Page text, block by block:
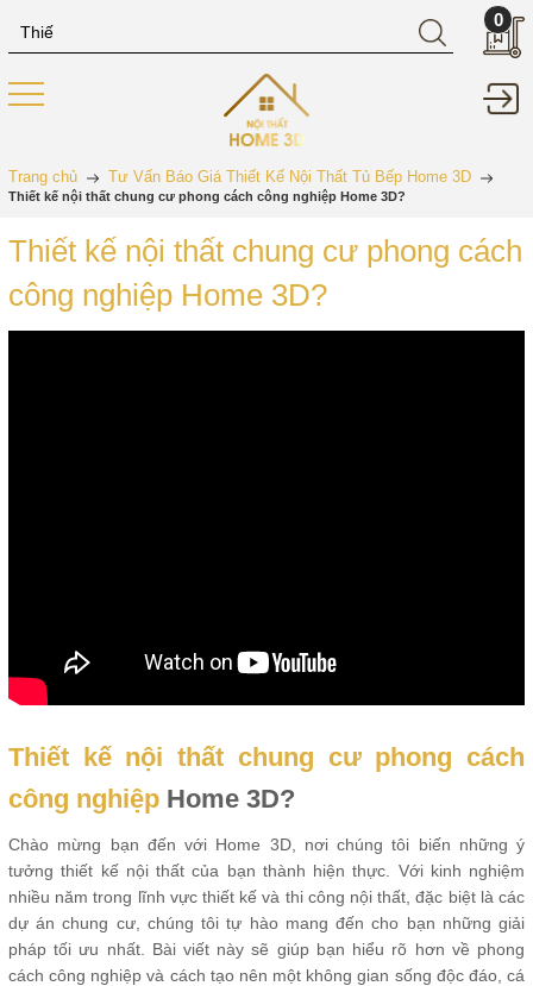
0
Trang chủ Tư Vấn Báo Giá Thiết Kế Nội Thất Tủ Bếp Home 3D
Thiết kế nội thất chung cư phong cách công nghiệp Home 3D?
Thiết kế nội thất chung cư phong cách
công nghiệp Home 3D?
Thiết kế nội thất chung cư phong cách
công nghiệp Home 3D?
Chào mừng bạn đến với Home 3D, nơi chúng tôi biến những ý
tưởng thiết kế nội thất của bạn thành hiện thực. Với kinh nghiệm
nhiều năm trong lĩnh vực thiết kế và thi công nội thất, đặc biệt là các
dự án chung cư, chúng tôi tự hào mang đến cho bạn những giải
pháp tối ưu nhất. Bài viết này sẽ giúp bạn hiểu rõ hơn về phong
cách công nghiệp và cách tạo nên một không gian sống độc đáo, cá